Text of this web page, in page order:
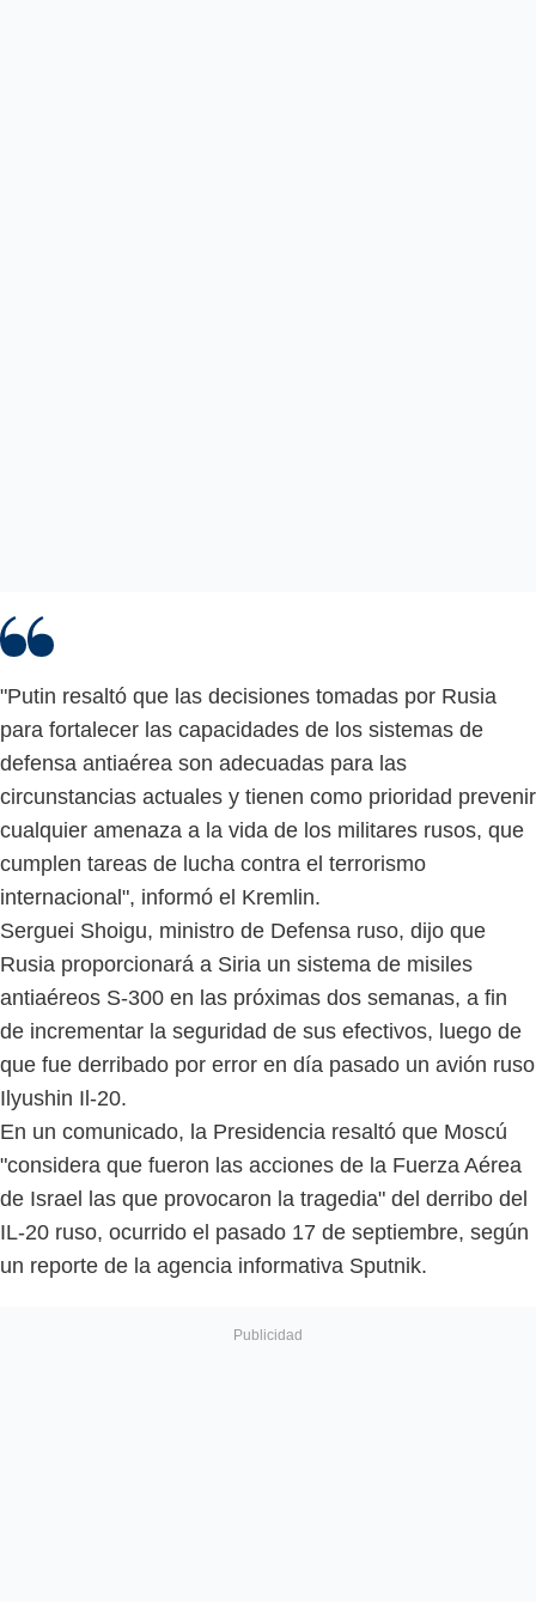
"Putin resaltó que las decisiones tomadas por Rusia
para fortalecer las capacidades de los sistemas de
defensa antiaérea son adecuadas para las
circunstancias actuales y tienen como prioridad prevenir
cualquier amenaza a la vida de los militares rusos, que
cumplen tareas de lucha contra el terrorismo
internacional", informó el Kremlin.
Serguei Shoigu, ministro de Defensa ruso, dijo que
Rusia proporcionará a Siria un sistema de misiles
antiaéreos S-300 en las próximas dos semanas, a fin
de incrementar la seguridad de sus efectivos, luego de
que fue derribado por error en día pasado un avión ruso
Ilyushin Il-20.
En un comunicado, la Presidencia resaltó que Moscú
"considera que fueron las acciones de la Fuerza Aérea
de Israel las que provocaron la tragedia" del derribo del
IL-20 ruso, ocurrido el pasado 17 de septiembre, según
un reporte de la agencia informativa Sputnik.